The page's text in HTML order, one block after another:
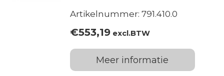
Artikelnummer: 791.410.0
€553,19excl.BTW
Meer informatie